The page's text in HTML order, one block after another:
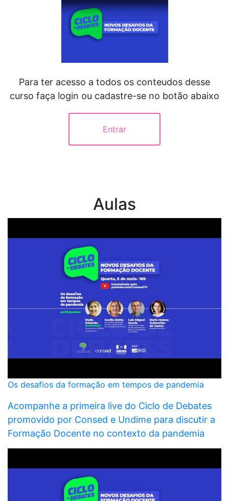
Para ter acesso a todos os conteudos desse
curso faça login ou cadastre-se no botão abaixo
Entrar
Aulas
Os desafios da formação em tempos de pandemia
Acompanhe a primeira live do Ciclo de Debates
promovido por Consed e Undime para discutir a
Formação Docente no contexto da pandemia